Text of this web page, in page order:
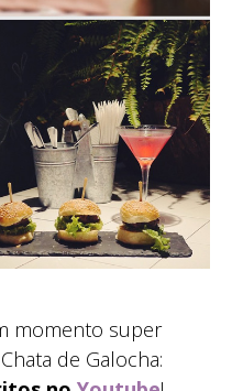
momento super
de Galocha: